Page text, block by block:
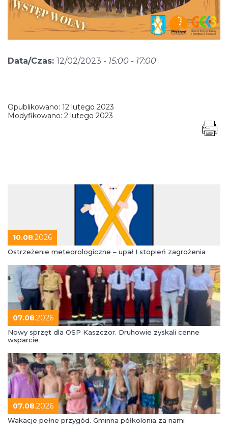
Data/Czas: 12/02/2023 - 15:00 - 17:00
Opublikowano: 12 lutego 2023
Modyfikowano: 2 lutego 2023
10.08.2026
Ostrzeżenie meteorologiczne – upał I stopień zagrożenia
07.08.2026
Nowy sprzęt dla OSP Kaszczor. Druhowie zyskali cenne
wsparcie
07.08.2026
Wakacje pełne przygód. Gminna półkolonia za nami